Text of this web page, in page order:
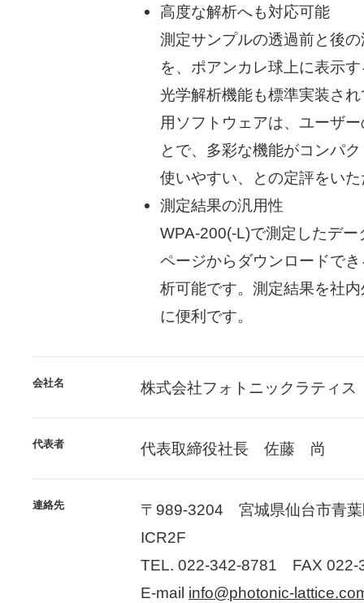
高度な解析へも対応可能
測定サンプルの透過前と後
を、ポアンカレ球上に表示
光学解析機能も標準実装さ
用ソフトウェアは、ユーザ
とで、多彩な機能がコンパ
使いやすい、との定評をい
測定結果の汎用性
WPA-200(-L)で測定したデ
ページからダウンロードで
析可能です。測定結果を社
に便利です。
会社名 株式会社フォトニックラティス
代表者 代表取締役社長 佐藤 尚
連絡先
〒989-3204 宮城県仙台市青
ICR2F
TEL. 022-342-8781 FAX 022-
E-mail info@photonic-